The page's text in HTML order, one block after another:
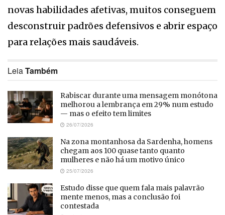
novas habilidades afetivas, muitos conseguem
desconstruir padrões defensivos e abrir espaço
para relações mais saudáveis.
LeiaTambém
Rabiscar durante uma mensagem monótona
melhorou a lembrança em 29% num estudo
— mas o efeito tem limites
26/07/2026
Na zona montanhosa da Sardenha, homens
chegam aos 100 quase tanto quanto
mulheres e não há um motivo único
25/07/2026
Estudo disse que quem fala mais palavrão
mente menos, mas a conclusão foi
contestada